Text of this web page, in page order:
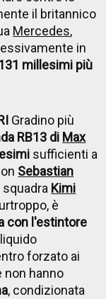
il britannico
Mercedes,
in
millesimi più
Gradino più
RB13 di Max
sufficienti a
Sebastian
Kimi
è
con l'estintore
forzato ai
non hanno
, condizionata